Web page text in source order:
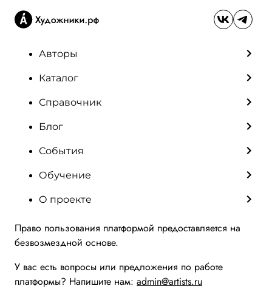
Авторы
Каталог
Справочник
Блог
События
Обучение
О проекте
Право пользования платформой предоставляется на
безвозмездной основе.
У вас есть вопросы или предложения по работе
платформы? Напишите нам: admin@artists.ru